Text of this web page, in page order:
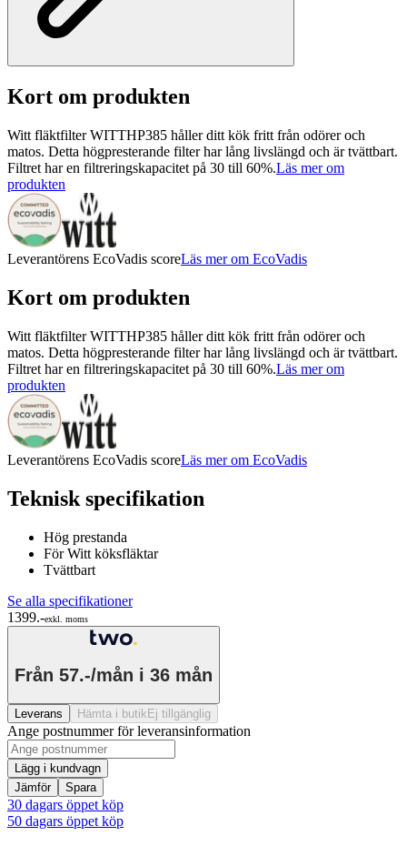
Kort om produkten
Witt fläktfilter WITTHP385 håller ditt kök fritt från odörer och
matos. Detta högpresterande filter har lång livslängd och är tvättbart.
Filtret har en filtreringskapacitet på 30 till 60%.Läs mer om
produkten
Leverantörens EcoVadis scoreLäs mer om EcoVadis
Kort om produkten
Witt fläktfilter WITTHP385 håller ditt kök fritt från odörer och
matos. Detta högpresterande filter har lång livslängd och är tvättbart.
Filtret har en filtreringskapacitet på 30 till 60%.Läs mer om
produkten
Leverantörens EcoVadis scoreLäs mer om EcoVadis
Teknisk specifikation
Hög prestanda
För Witt köksfläktar
Tvättbart
Se alla specifikationer
1399.-exkl. moms
Från 57.-/mån i 36 mån
Leverans Hämta i butik Ej tillgänglig
Ange postnummer för leveransinformation
Lägg i kundvagn
Jämför
Spara
30 dagars öppet köp
50 dagars öppet köp